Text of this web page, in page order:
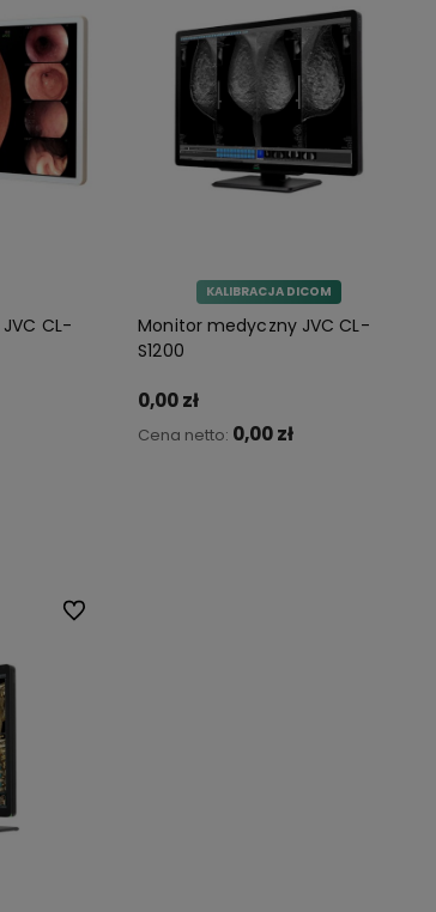
CL-
KALIBRACJA DICOM
Monitor medyczny JVC CL-
S1200
0,00 zł
Cena netto: 0,00 zł
Do ulubionych